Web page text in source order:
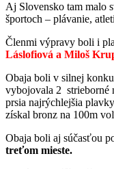
Aj Slovensko tam malo
športoch – plávanie,
Členmi výpravy boli i
Láslofiová a Miloš
Obaja boli v silnej
vybojovala 2 strieborné
prsia najrýchlejšia
získal bronz na 100m
Obaja boli aj súčasťou
treťom mieste.